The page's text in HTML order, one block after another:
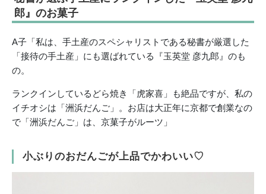
郎』のお菓子
A子「私は、手土産のスペシャリストである秘書が厳選した
「接待の手土産」にも選ばれている『玉英堂 彦九郎』のも
の。
ランクインしているどら焼き「虎家喜」も絶品ですが、私の
イチオシは「洲浜だんご」。お店は大正年に京都で創業なの
で「洲浜だんご」は、京菓子がルーツ」
小ぶりのおだんごが上品でかわいい♡